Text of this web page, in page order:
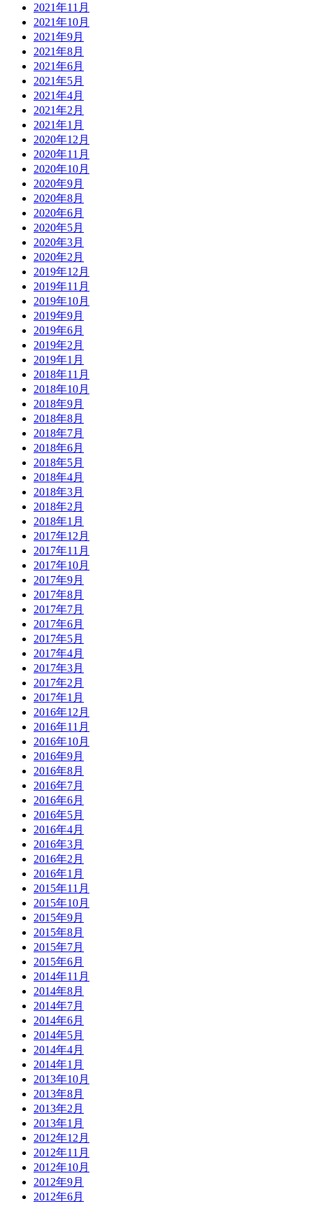
2021年11月
2021年10月
2021年9月
2021年8月
2021年6月
2021年5月
2021年4月
2021年2月
2021年1月
2020年12月
2020年11月
2020年10月
2020年9月
2020年8月
2020年6月
2020年5月
2020年3月
2020年2月
2019年12月
2019年11月
2019年10月
2019年9月
2019年6月
2019年2月
2019年1月
2018年11月
2018年10月
2018年9月
2018年8月
2018年7月
2018年6月
2018年5月
2018年4月
2018年3月
2018年2月
2018年1月
2017年12月
2017年11月
2017年10月
2017年9月
2017年8月
2017年7月
2017年6月
2017年5月
2017年4月
2017年3月
2017年2月
2017年1月
2016年12月
2016年11月
2016年10月
2016年9月
2016年8月
2016年7月
2016年6月
2016年5月
2016年4月
2016年3月
2016年2月
2016年1月
2015年11月
2015年10月
2015年9月
2015年8月
2015年7月
2015年6月
2014年11月
2014年8月
2014年7月
2014年6月
2014年5月
2014年4月
2014年1月
2013年10月
2013年8月
2013年2月
2013年1月
2012年12月
2012年11月
2012年10月
2012年9月
2012年6月